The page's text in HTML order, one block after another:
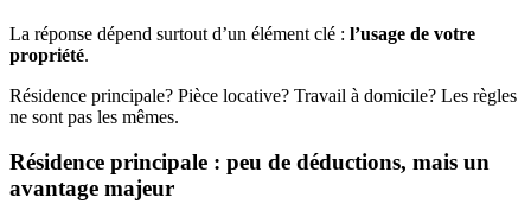
La réponse dépend surtout d’un élément clé : l’usage de votre
propriété.
Résidence principale? Pièce locative? Travail à domicile? Les règles
ne sont pas les mêmes.
Résidence principale : peu de déductions, mais un
avantage majeur